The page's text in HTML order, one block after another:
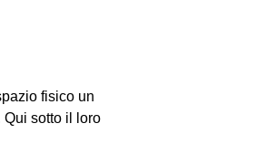
fisico un
sotto il loro